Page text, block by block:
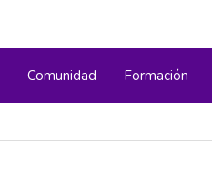
Comunidad Formación